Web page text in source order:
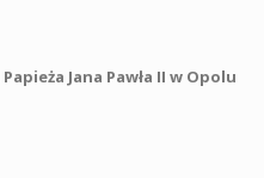
Papieża Jana Pawła II w Opolu